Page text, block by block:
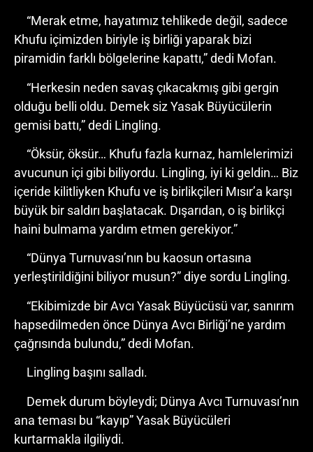
“Merak etme, hayatımız tehlikede değil, sadece
Khufu içimizden biriyle iş birliği yaparak bizi
piramidin farklı bölgelerine kapattı,” dedi Mofan.
“Herkesin neden savaş çıkacakmış gibi gergin
olduğu belli oldu. Demek siz Yasak Büyücülerin
gemisi battı,” dedi Lingling.
“Öksür, öksür… Khufu fazla kurnaz, hamlelerimizi
avucunun içi gibi biliyordu. Lingling, iyi ki geldin… Biz
içeride kilitliyken Khufu ve iş birlikçileri Mısır’a karşı
büyük bir saldırı başlatacak. Dışarıdan, o iş birlikçi
haini bulmama yardım etmen gerekiyor.”
“Dünya Turnuvası’nın bu kaosun ortasına
yerleştirildiğini biliyor musun?” diye sordu Lingling.
“Ekibimizde bir Avcı Yasak Büyücüsü var, sanırım
hapsedilmeden önce Dünya Avcı Birliği’ne yardım
çağrısında bulundu,” dedi Mofan.
Lingling başını salladı.
Demek durum böyleydi; Dünya Avcı Turnuvası’nın
ana teması bu “kayıp” Yasak Büyücüleri
kurtarmakla ilgiliydi.